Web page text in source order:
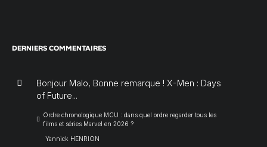
DERNIERS COMMENTAIRES
Bonjour Malo, Bonne remarque ! X-Men : Days
of Future...
Ordre chronologique MCU : dans quel ordre regarder tous les
films et séries Marvel en 2026 ?
Yannick HENRION